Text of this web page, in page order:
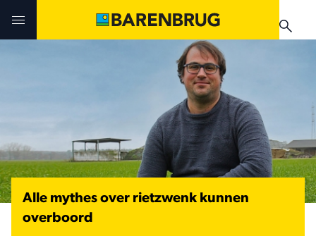
Alle mythes over rietzwenk kunnen
overboord
Producten
Praktijkervaringen
Producten
Verkooppunten
Teelthandleidingen
Nieuws & Events
Verkooppunten